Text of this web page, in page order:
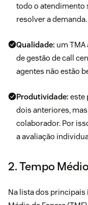
todo o atendimento
resolver a demanda.
Qualidade: um
de gestão de call
agentes não estão
Produtividade: este
dois anteriores,
colaborador. Por
a avaliação
2. Tempo
Na lista dos principais